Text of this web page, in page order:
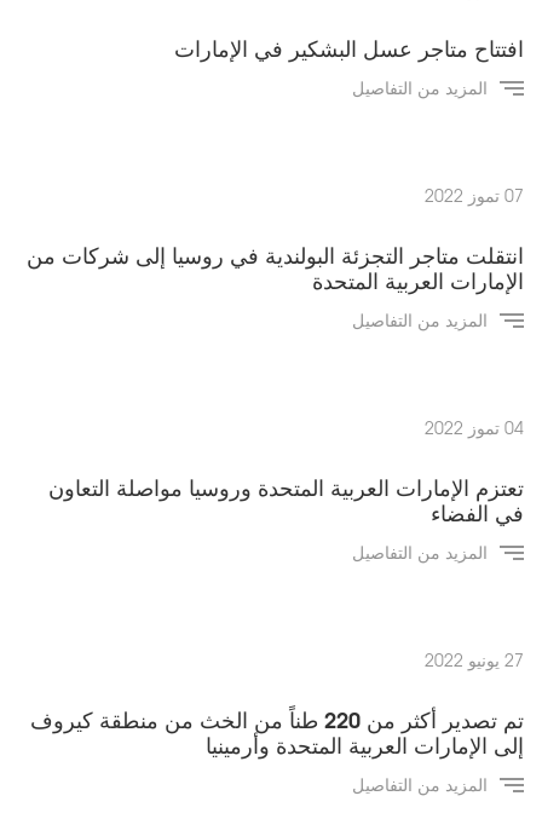
افتتاح متاجر عسل البشكير في الإمارات
المزيد من التفاصيل
07 تموز 2022
انتقلت متاجر التجزئة البولندية في روسيا إلى شركات من
الإمارات العربية المتحدة
المزيد من التفاصيل
04 تموز 2022
تعتزم الإمارات العربية المتحدة وروسيا مواصلة التعاون
في الفضاء
المزيد من التفاصيل
27 يونيو 2022
تم تصدير أكثر من 220 طناً من الخث من منطقة كيروف
إلى الإمارات العربية المتحدة وأرمينيا
المزيد من التفاصيل